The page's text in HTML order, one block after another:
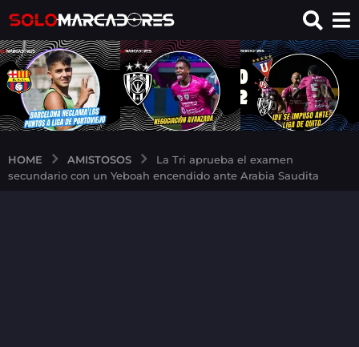
HOME AMISTOSOS
La Tri aprueba el examen
secundario con un Yeboah encendido ante Arabia Saudita